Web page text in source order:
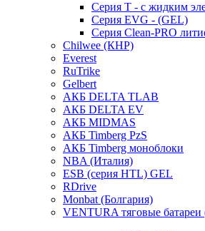
Серия T - с жидким
Серия EVG - (GEL)
Серия Clean-PRO
Chilwee (КНР)
Everest
RuTrike
Gelbert
АКБ DELTA TLAB
АКБ DELTA EV
АКБ MIDMAS
АКБ Timberg PzS
АКБ Timberg моноблоки
NBA (Италия)
ESB (серия HTL) GEL
RDrive
Monbat (Болгария)
VENTURA тяговые